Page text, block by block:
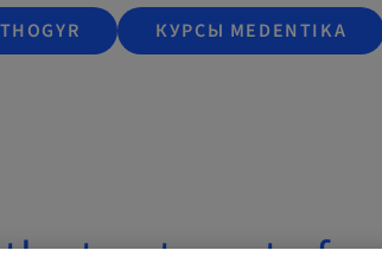
КУРСЫ MEDENTIKA
treatment of